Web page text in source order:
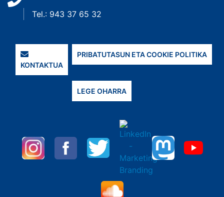
Tel.: 943 37 65 32
KONTAKTUA
PRIBATUTASUN ETA COOKIE POLITIKA
LEGE OHARRA